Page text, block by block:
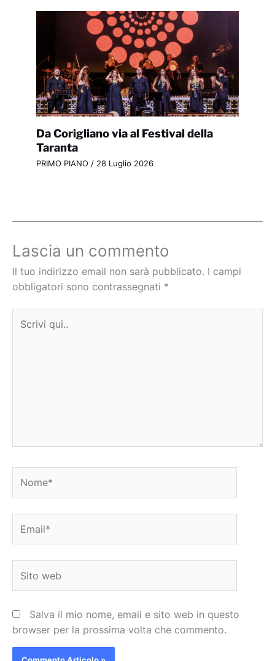
Da Corigliano via al Festival della
Taranta
PRIMO PIANO / 28 Luglio 2026
Lascia un commento
Il tuo indirizzo email non sarà pubblicato. I campi
obbligatori sono contrassegnati *
qui..
web
Salva il mio nome, email e sito web in questo
browser per la prossima volta che commento.